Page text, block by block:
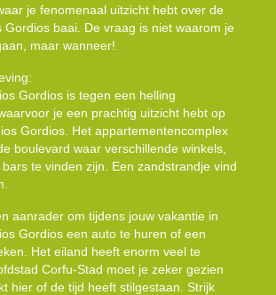
je fenomenaal uitzicht hebt over de
Gordios baai. De vraag is niet waarom je
maar wanneer!
Gordios is tegen een helling
je een prachtig uitzicht hebt op
Gordios. Het appartementencomplex
boulevard waar verschillende winkels,
te vinden zijn. Een zandstrandje vind
aanrader om tijdens jouw vakantie in
Gordios een auto te huren of een
Het eiland heeft enorm veel te
Corfu-Stad moet je zeker gezien
hier of de tijd heeft stilgestaan. Strijk